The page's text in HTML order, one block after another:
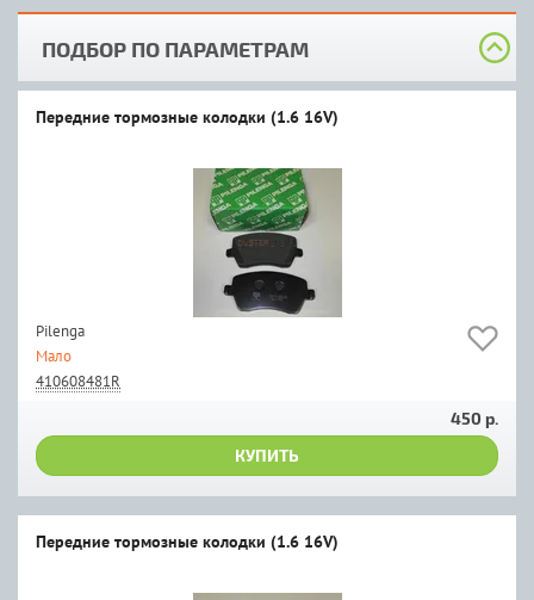
ПОДБОР ПО ПАРАМЕТРАМ
Передние тормозные колодки (1.6 16V)
Pilenga
Мало
410608481R
450 р.
КУПИТЬ
Передние тормозные колодки (1.6 16V)